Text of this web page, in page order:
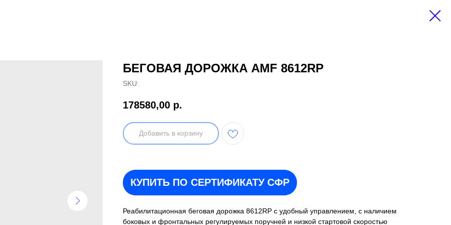
БЕГОВАЯ ДОРОЖКА AMF 8612RP
SKU:
178580,00 р.
Добавить в корзину
КУПИТЬ ПО СЕРТИФИКАТУ СФР
Реабилитационная беговая дорожка 8612RP с удобный управлением, с наличием
боковых и фронтальных регулируемых поручней и низкой стартовой скоростью